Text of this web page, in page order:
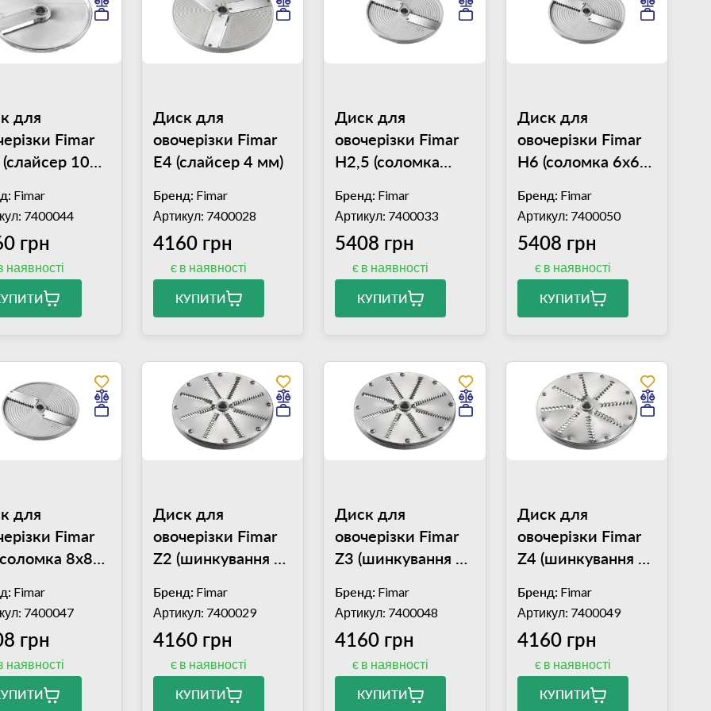
для
Fimar
10
Fimar
7400044
грн
наявності
Диск для
овочерізки Fimar
E4 (слайсер 4 мм)
Бренд: Fimar
Артикул: 7400028
4160 грн
є в наявності
КУПИТИ
Диск для
овочерізки Fimar
H2,5 (соломка
Бренд: Fimar
Артикул: 7400033
5408 грн
є в наявності
КУПИТИ
Диск для
овочерізки Fimar
H6 (соломка 6х6
Бренд: Fimar
Артикул: 7400050
5408 грн
є в наявності
КУПИТИ
для
Fimar
8х8
Fimar
7400047
грн
наявності
Диск для
овочерізки Fimar
Z2 (шинкування 2
Бренд: Fimar
Артикул: 7400029
4160 грн
є в наявності
КУПИТИ
Диск для
овочерізки Fimar
Z3 (шинкування 3
Бренд: Fimar
Артикул: 7400048
4160 грн
є в наявності
КУПИТИ
Диск для
овочерізки Fimar
Z4 (шинкування 4
Бренд: Fimar
Артикул: 7400049
4160 грн
є в наявності
КУПИТИ